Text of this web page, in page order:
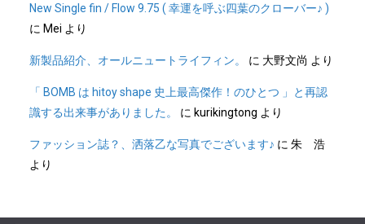
New Single fin / Flow 9.75 ( 幸運を呼ぶ四葉のクローバー♪ )
に Mei より
新製品紹介、オールニュートライフィン。 に 大野文尚 より
「 BOMB は hitoy shape 史上最高傑作！のひとつ 」と再認
識する出来事がありました。
に kurikingtong より
ファッション誌？、洒落乙な写真でございます♪ に 朱 浩
より